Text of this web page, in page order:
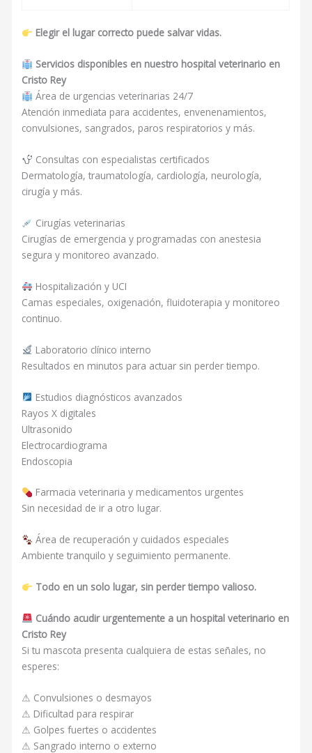
Elegir el lugar correcto puede salvar vidas.
Servicios disponibles en nuestro hospital veterinario en
Cristo Rey
Área de urgencias veterinarias 24/7
Atención inmediata para accidentes, envenenamientos,
convulsiones, sangrados, paros respiratorios y más.
Consultas con especialistas certificados
Dermatología, traumatología, cardiología, neurología,
cirugía y más.
Cirugías veterinarias
Cirugías de emergencia y programadas con anestesia
segura y monitoreo avanzado.
Hospitalización y UCI
Camas especiales, oxigenación, fluidoterapia y monitoreo
continuo.
Laboratorio clínico interno
Resultados en minutos para actuar sin perder tiempo.
Estudios diagnósticos avanzados
Rayos X digitales
Ultrasonido
Electrocardiograma
Endoscopia
Farmacia veterinaria y medicamentos urgentes
Sin necesidad de ir a otro lugar.
Área de recuperación y cuidados especiales
Ambiente tranquilo y seguimiento permanente.
Todo en un solo lugar, sin perder tiempo valioso.
Cuándo acudir urgentemente a un hospital veterinario en
Cristo Rey
Si tu mascota presenta cualquiera de estas señales, no
esperes:
⚠ Convulsiones o desmayos
⚠ Dificultad para respirar
⚠ Golpes fuertes o accidentes
⚠ Sangrado interno o externo